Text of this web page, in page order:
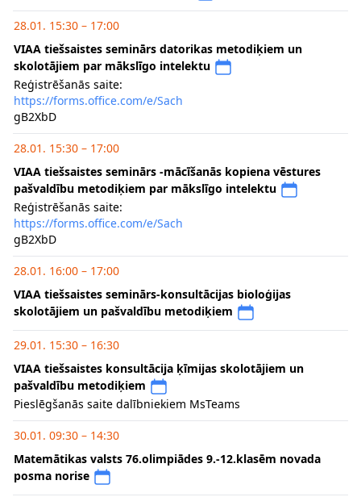
28.01. 15:30 – 17:00
VIAA tiešsaistes seminārs datorikas metodiķiem un
skolotājiem par mākslīgo intelektu
Reģistrēšanās saite:
https://forms.office.com/e/Sach
gB2XbD
28.01. 15:30 – 17:00
VIAA tiešsaistes seminārs -mācīšanās kopiena vēstures
pašvaldību metodiķiem par mākslīgo intelektu
Reģistrēšanās saite:
https://forms.office.com/e/Sach
gB2XbD
28.01. 16:00 – 17:00
VIAA tiešsaistes seminārs-konsultācijas bioloģijas
skolotājiem un pašvaldību metodiķiem
29.01. 15:30 – 16:30
VIAA tiešsaistes konsultācija ķīmijas skolotājiem un
pašvaldību metodiķiem
Pieslēgšanās saite dalībniekiem MsTeams
30.01. 09:30 – 14:30
Matemātikas valsts 76.olimpiādes 9.-12.klasēm novada
posma norise